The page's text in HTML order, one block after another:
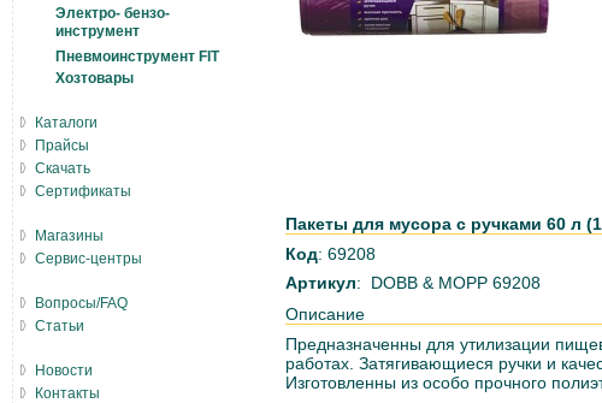
Пакеты для мусора с ручками 60 л
Код: 69208
Артикул: DOBB & MOPP 69208
Описание
Предназначенны для утилизации
работах. Затягивающиеся ручки и
Изготовленны из особо прочного
Электро- бензо-
инструмент
Пневмоинструмент FIT
Хозтовары
Каталоги
Прайсы
Скачать
Сертификаты
Магазины
Сервис-центры
Вопросы/FAQ
Статьи
Новости
Контакты